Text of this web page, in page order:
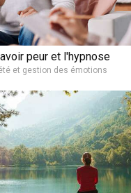
peur et l'hypnose
et gestion des émotions